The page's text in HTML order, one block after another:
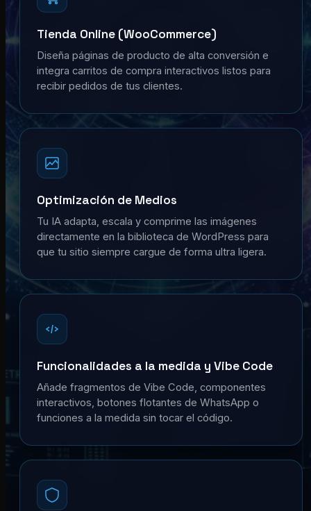
Tienda Online (WooCommerce)
Diseña páginas de producto de alta conversión e
integra carritos de compra interactivos listos para
recibir pedidos de tus clientes.
Optimización de Medios
Tu IA adapta, escala y comprime las imágenes
directamente en la biblioteca de WordPress para
que tu sitio siempre cargue de forma ultra ligera.
Funcionalidades a la medida y Vibe Code
Añade fragmentos de Vibe Code, componentes
interactivos, botones flotantes de WhatsApp o
funciones a la medida sin tocar el código.